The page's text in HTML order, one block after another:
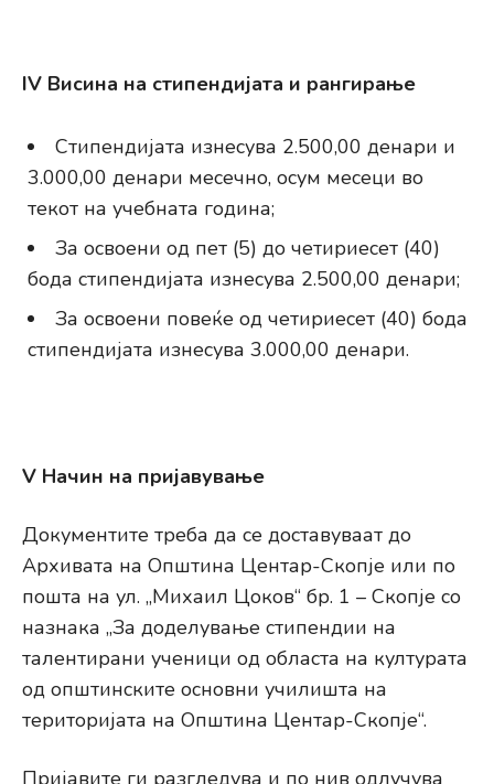
IV Висина на стипендијата и рангирање
Стипендијата изнесува 2.500,00 денари и
3.000,00 денари месечно, осум месеци во
текот на учебната година;
За освоени од пет (5) до четириесет (40)
бода стипендијата изнесува 2.500,00 денари;
За освоени повеќе од четириесет (40) бода
стипендијата изнесува 3.000,00 денари.
V Начин на пријавување
Документите треба да се доставуваат до
Архивата на Општина Центар-Скопје или по
пошта на ул. „Михаил Цоков“ бр. 1 – Скопје со
назнака „За доделување стипендии на
талентирани ученици од областа на културата
од општинските основни училишта на
територијата на Општина Центар-Скопје“.
Пријавите ги разгледува и по нив одлучува